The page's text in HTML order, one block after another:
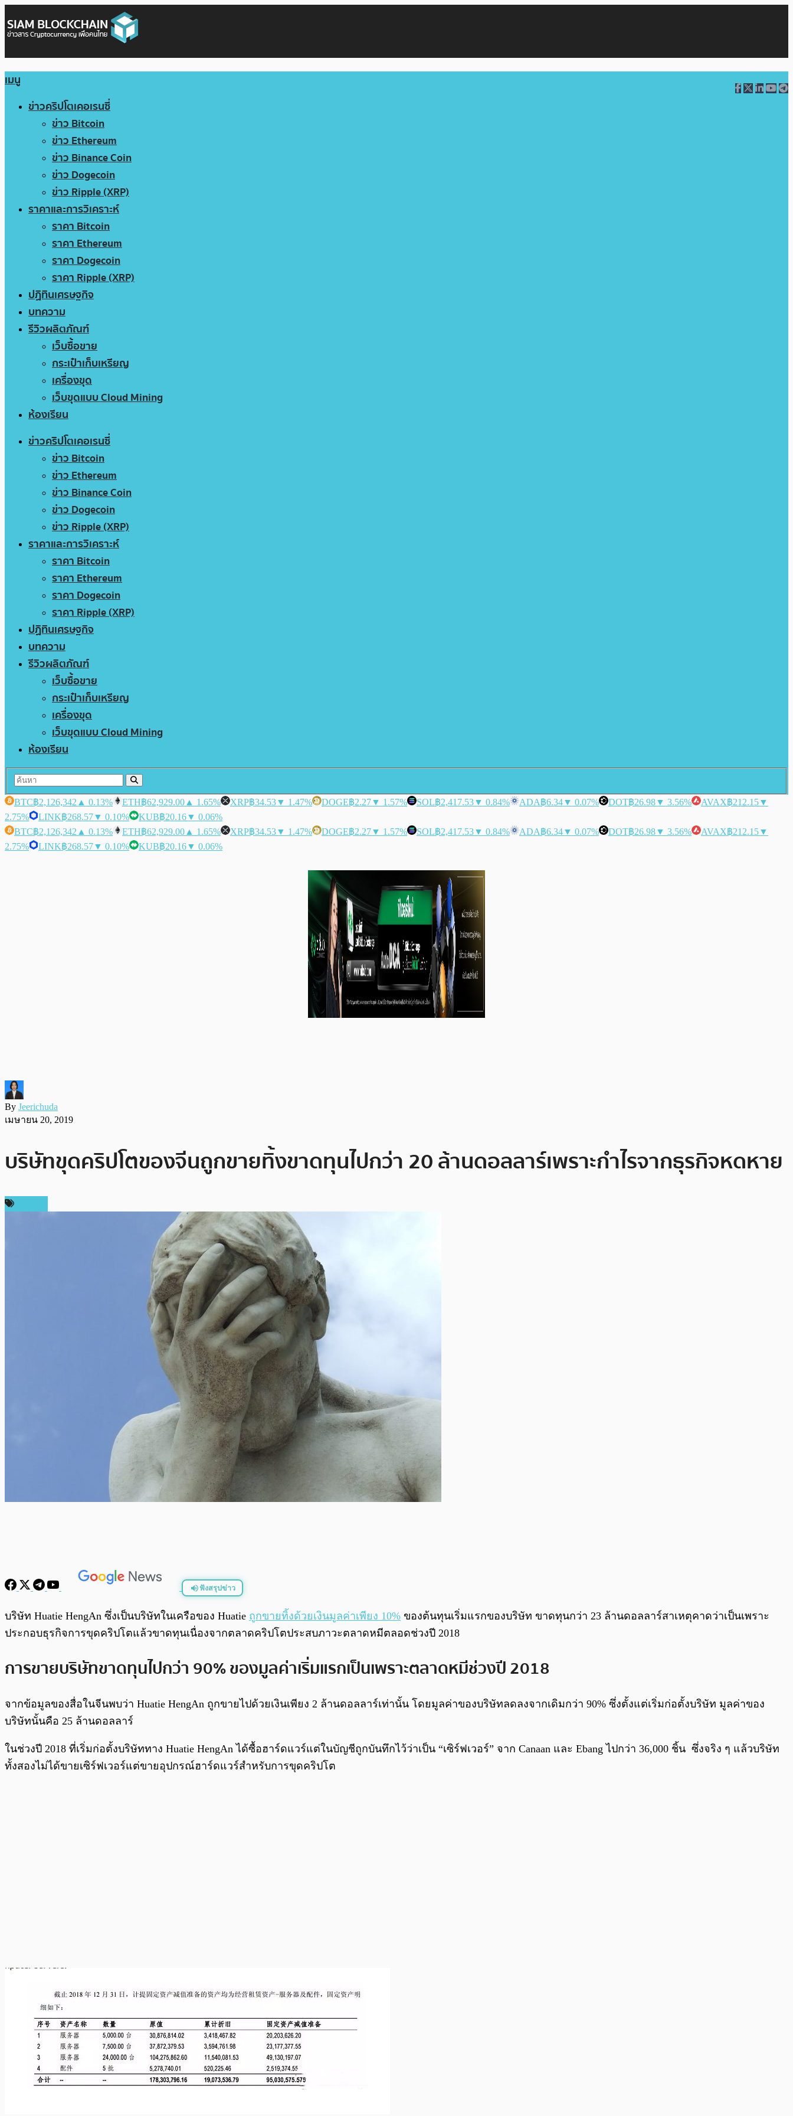
เมนู
ข่าวคริปโตเคอเรนซี่
ข่าว Bitcoin
ข่าว Ethereum
ข่าว Binance Coin
ข่าว Dogecoin
ข่าว Ripple (XRP)
ราคาและการวิเคราะห์
ราคา Bitcoin
ราคา Ethereum
ราคา Dogecoin
ราคา Ripple (XRP)
ปฏิทินเศรษฐกิจ
บทความ
รีวิวผลิตภัณฑ์
เว็บซื้อขาย
กระเป๋าเก็บเหรียญ
เครื่องขุด
เว็บขุดแบบ Cloud Mining
ห้องเรียน
ข่าวคริปโตเคอเรนซี่
ข่าว Bitcoin
ข่าว Ethereum
ข่าว Binance Coin
ข่าว Dogecoin
ข่าว Ripple (XRP)
ราคาและการวิเคราะห์
ราคา Bitcoin
ราคา Ethereum
ราคา Dogecoin
ราคา Ripple (XRP)
ปฏิทินเศรษฐกิจ
บทความ
รีวิวผลิตภัณฑ์
เว็บซื้อขาย
กระเป๋าเก็บเหรียญ
เครื่องขุด
เว็บขุดแบบ Cloud Mining
ห้องเรียน
BTC฿2,126,342 ▲ 0.13% ETH฿62,929.00 ▲ 1.65% XRP฿34.53▼ 1.47% DOGE฿2.27▼ 1.57% SOL฿2,417.53▼ 0.84% ADA฿6.34▼ 0.07% DOT฿26.98▼ 3.56% AVAX฿212.15▼
2.75%
LINK฿268.57▼ 0.10% KUB฿20.16▼ 0.06%
BTC฿2,126,342 ▲ 0.13% ETH฿62,929.00 ▲ 1.65% XRP฿34.53▼ 1.47% DOGE฿2.27▼ 1.57% SOL฿2,417.53▼ 0.84% ADA฿6.34▼ 0.07% DOT฿26.98▼ 3.56% AVAX฿212.15▼
2.75%
LINK฿268.57▼ 0.10% KUB฿20.16▼ 0.06%
By Jeerichuda
เมษายน 20, 2019
บริษัทขุดคริปโตของจีนถูกขายทิ้งขาดทุนไปกว่า 20 ล้านดอลลาร์เพราะกำไรจากธุรกิจหดหาย
ฟังสรุปข่าว
พร้อมเล่น 0:00 /0:00
บริษัท Huatie HengAn ซึ่งเป็นบริษัทในเครือของ Huatie ถูกขายทิ้งด้วยเงินมูลค่าเพียง 10% ของต้นทุนเริ่มแรกของบริษัท ขาดทุนกว่า 23 ล้านดอลลาร์สาเหตุคาดว่าเป็นเพราะ
ประกอบธุรกิจการขุดคริปโตแล้วขาดทุนเนื่องจากตลาดคริปโตประสบภาวะตลาดหมีตลอดช่วงปี 2018
การขายบริษัทขาดทุนไปกว่า 90% ของมูลค่าเริ่มแรกเป็นเพราะตลาดหมีช่วงปี 2018
จากข้อมูลของสื่อในจีนพบว่า Huatie HengAn ถูกขายไปด้วยเงินเพียง 2 ล้านดอลลาร์เท่านั้น โดยมูลค่าของบริษัทลดลงจากเดิมกว่า 90% ซึ่งตั้งแต่เริ่มก่อตั้งบริษัท มูลค่าของ
บริษัทนั้นคือ 25 ล้านดอลลาร์
ในช่วงปี 2018 ที่เริ่มก่อตั้งบริษัททาง Huatie HengAn ได้ซื้อฮาร์ดแวร์แต่ในบัญชีถูกบันทึกไว้ว่าเป็น “เซิร์ฟเวอร์” จาก Canaan และ Ebang ไปกว่า 36,000 ชิ้น ซึ่งจริง ๆ แล้วบริษัท
ทั้งสองไม่ได้ขายเซิร์ฟเวอร์แต่ขายอุปกรณ์ฮาร์ดแวร์สำหรับการขุดคริปโต